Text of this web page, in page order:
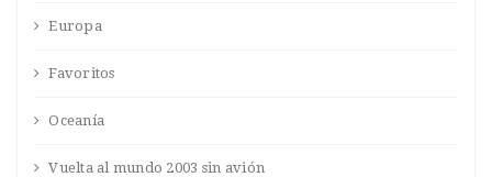
Europa
Favoritos
Oceanía
Vuelta al mundo 2003 sin avión